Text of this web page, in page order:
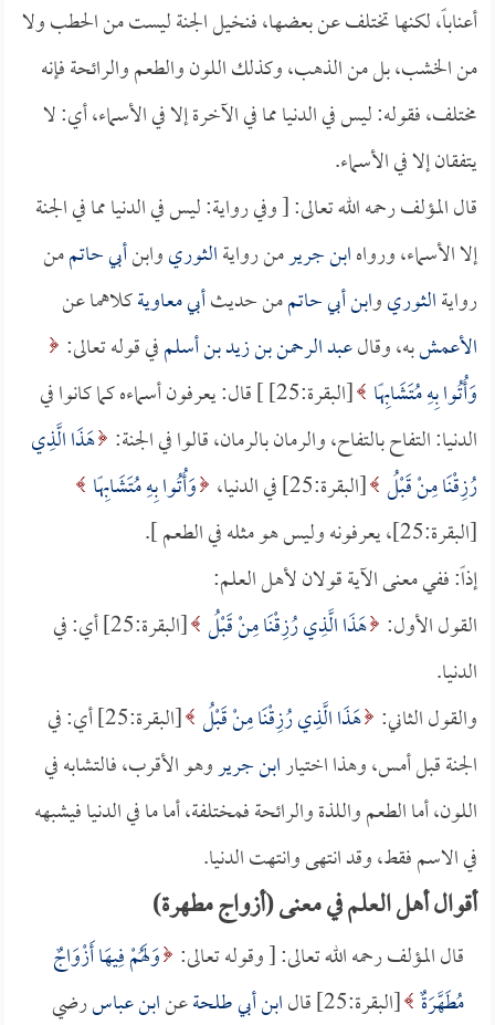
أعناباً، لكنها تختلف عن بعضها، فنخيل الجنة ليست من الحطب ولا
من الخشب، بل من الذهب، وكذلك اللون والطعم والرائحة فإنه
مختلف، فقوله: ليس في الدنيا مما في الآخرة إلا في الأسماء، أي: لا
يتفقان إلا في الأسماء.
قال المؤلف رحمه الله تعالى: [ وفي رواية: ليس في الدنيا مما في الجنة
إلا الأسماء، ورواهابن جريرمن روايةالثوريوابنأبي حاتممن
روايةالثوريوابن أبي حاتممن حديثأبي معاويةكلاهما عن
الأعمشبه، وقالعبد الرحمن بن زيد بن أسلمفي قوله تعالى:
وَأُتُوا بِهِ مُتَشَابِهًا
[البقرة:25] ] قال: يعرفون أسماءه كما كانوا في
الدنيا: التفاح بالتفاح، والرمان بالرمان، قالوا في الجنة: هَذَا الَّذِي
رُزِقْنَا مِنْ قَبْلُ [البقرة:25] في الدنيا،
وَأُتُوا بِهِ مُتَشَابِهًا
[البقرة:25]، يعرفونه وليس هو مثله في الطعم ].
إذاً: ففي معنى الآية قولان لأهل العلم:
القول الأول: هَذَا الَّذِي رُزِقْنَا مِنْ قَبْلُ
[البقرة:25] أي: في
الدنيا.
والقول الثاني: هَذَا الَّذِي رُزِقْنَا مِنْ قَبْلُ
[البقرة:25] أي: في
الجنة قبل أمس، وهذا اختيارابن جريروهو الأقرب، فالتشابه في
اللون، أما الطعم واللذة والرائحة فمختلفة، أما ما في الدنيا فيشبهه
في الاسم فقط، وقد انتهى وانتهت الدنيا.
أقوال أهل العلم في معنى (أزواج مطهرة)
قال المؤلف رحمه الله تعالى: [ وقوله تعالى: وَلَهُمْ فِيهَا أَزْوَاجٌ
مُطَهَّرَةٌ [البقرة:25] قال ابن أبي طلحةعنابن عباسرضي